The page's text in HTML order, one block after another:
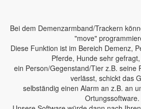
Bei dem Demenzarmband/Trackern
"move"
Diese Funktion ist im Bereich Demenz,
Pferde, Hunde sehr
ein Person/Gegenstand/Tier z.B. seine
verlässt, schickt das
selbständig einen Alarm an z.B. an
Ortungssoftware.